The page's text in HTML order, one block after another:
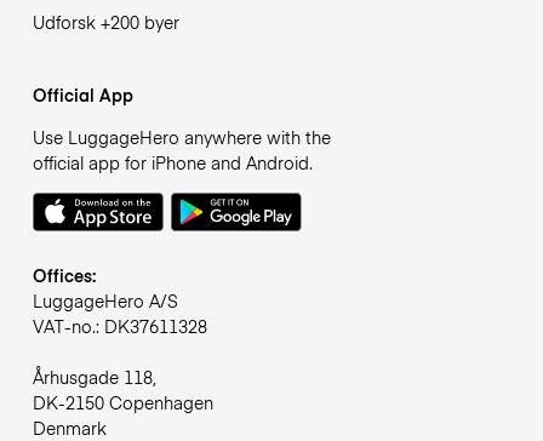
Udforsk +200 byer
Official App
Use LuggageHero anywhere with the
official app for iPhone and Android.
Offices:
LuggageHero A/S
VAT-no.: DK37611328
Århusgade 118,
DK-2150 Copenhagen
Denmark